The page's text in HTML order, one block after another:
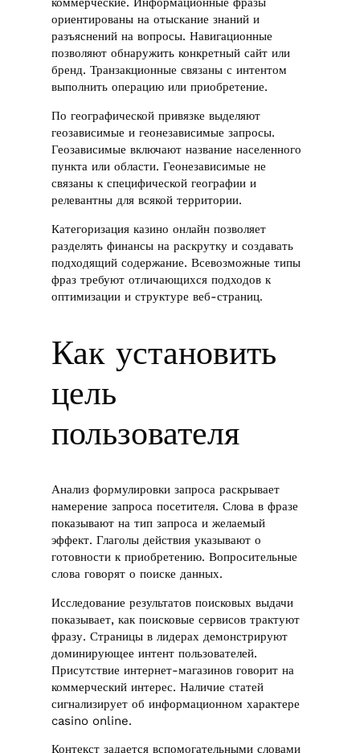
ориентированы на отыскание знаний и
разъяснений на вопросы. Навигационные
позволяют обнаружить конкретный сайт или
бренд. Транзакционные связаны с интентом
выполнить операцию или приобретение.
По географической привязке выделяют
геозависимые и геонезависимые запросы.
Геозависимые включают название населенного
пункта или области. Геонезависимые не
связаны к специфической географии и
релевантны для всякой территории.
Категоризация казино онлайн позволяет
разделять финансы на раскрутку и создавать
подходящий содержание. Всевозможные типы
фраз требуют отличающихся подходов к
оптимизации и структуре веб-страниц.
Как установить
цель
пользователя
Анализ формулировки запроса раскрывает
намерение запроса посетителя. Слова в фразе
показывают на тип запроса и желаемый
эффект. Глаголы действия указывают о
готовности к приобретению. Вопросительные
слова говорят о поиске данных.
Исследование результатов поисковых выдачи
показывает, как поисковые сервисов трактуют
фразу. Страницы в лидерах демонстрируют
доминирующее интент пользователей.
Присутствие интернет-магазинов говорит на
коммерческий интерес. Наличие статей
сигнализирует об информационном характере
casino online.
Контекст задается вспомогательными словами